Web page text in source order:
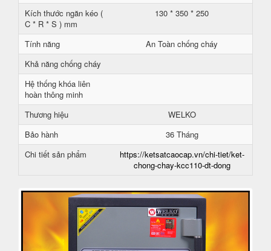
Kích thước ngăn kéo (
C * R * S ) mm
130 * 350 * 250
Tính năng
An Toàn chống cháy
Khả năng chống cháy
Hệ thống khóa liên
hoàn thông minh
Thương hiệu
WELKO
Bảo hành
36 Tháng
Chi tiết sản phẩm
https://ketsatcaocap.vn/chi-tiet/ket-
chong-chay-kcc110-dt-dong